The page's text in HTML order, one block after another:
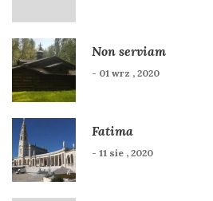
Non serviam
- 01 wrz , 2020
Fatima
- 11 sie , 2020